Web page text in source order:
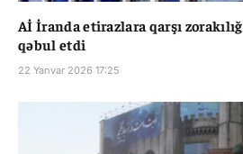
Aİ İranda etirazlara qarşı
qəbul etdi
22 Yanvar 2026 17:25